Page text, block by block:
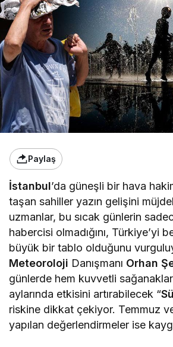
Paylaş
İstanbul’da güneşli bir hava
taşan sahiller yazın gelişini
uzmanlar, bu sıcak günlerin
habercisi olmadığını, Türkiye’yi
büyük bir tablo olduğunu
Meteoroloji Danışmanı Orhan
günlerde hem kuvvetli
aylarında etkisini artırabilecek “
riskine dikkat çekiyor. Temmuz
yapılan değerlendirmeler ise